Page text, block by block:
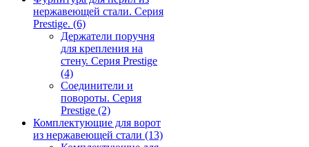
нержавеющей стали. Серия
Prestige. (6)
Держатели поручня
для крепления на
стену. Серия Prestige
(4)
Соединители и
повороты. Серия
Prestige (2)
Комплектующие для ворот
из нержавеющей стали (13)